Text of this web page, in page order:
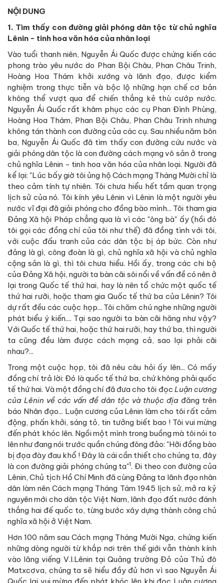
NỘI DUNG
1. Tìm thấy con đường giải phóng dân tộc từ chủ nghĩa
Lênin - tinh hoa văn hóa của nhân loại
Vào tuổi thanh niên, Nguyễn Ái Quốc được chứng kiến các
phong trào yêu nước do Phan Bội Châu, Phan Châu Trinh,
Hoàng Hoa Thám khởi xướng và lãnh đạo, được kiểm
nghiệm trong thực tiễn và bộc lộ những hạn chế cơ bản
không thể vượt qua để chiến thắng kẻ thù cướp nước.
Nguyễn Ái Quốc rất khâm phục các cụ Phan Đình Phùng,
Hoàng Hoa Thám, Phan Bội Châu, Phan Châu Trinh nhưng
không tán thành con đường của các cụ. Sau nhiều năm bôn
ba, Nguyễn Ái Quốc đã tìm thấy con đường cứu nước và
giải phóng dân tộc là con đường cách mạng vô sản ở trong
chủ nghĩa Lênin - tinh hoa văn hóa của nhân loại. Người đã
kể lại: "Lúc bấy giờ tôi ủng hộ Cách mạng Tháng Mười chỉ là
theo cảm tính tự nhiên. Tôi chưa hiểu hết tầm quan trọng
lịch sử của nó. Tôi kính yêu Lênin vì Lênin là một người yêu
nước vĩ đại đã giải phóng cho đồng bào mình... Tôi tham gia
Đảng Xã hội Pháp chẳng qua là vì các "ông bà" ấy (hồi đó
tôi gọi các đồng chí của tôi như thế) đã đồng tình với tôi,
với cuộc đấu tranh của các dân tộc bị áp bức. Còn như
đảng là gì, công đoàn là gì, chủ nghĩa xã hội và chủ nghĩa
cộng sản là gì, thì tôi chưa hiểu. Hồi ấy, trong các chi bộ
của Đảng Xã hội, người ta bàn cãi sôi nổi về vấn đề có nên ở
lại trong Quốc tế thứ hai, hay là nên tổ chức một quốc tế
thứ hai rưỡi, hoặc tham gia Quốc tế thứ ba của Lênin? Tôi
dự rất đều các cuộc họp... Tôi chăm chú nghe những người
phát biểu ý kiến.... Tại sao người ta bàn cãi hăng như vậy?
Với Quốc tế thứ hai, hoặc thứ hai rưỡi, hay thứ ba, thì người
ta cũng đều làm được cách mạng cả, sao lại phải cãi
nhau?...
Trong một cuộc họp, tôi đã nêu câu hỏi ấy lên... Có mấy
đồng chí trả lời: Đó là quốc tế thứ ba, chứ không phải quốc
tế thứ hai. Và một đồng chí đã đưa cho tôi đọc Luận cương
của Lênin về các vấn đề dân tộc và thuộc địa đăng trên
báo Nhân đạo... Luận cương của Lênin làm cho tôi rất cảm
động, phấn khởi, sáng tỏ, tin tưởng biết bao ! Tôi vui mừng
đến phát khóc lên. Ngồi một mình trong buồng mà tôi nói to
lên như đang nói trước quần chúng đông đảo: "Hỡi đồng bào
bị đọa đày đau khổ ! Đây là cái cần thiết cho chúng ta, đây
là con đường giải phóng chúng ta"1. Đi theo con đường của
Lênin, Chủ tịch Hồ Chí Minh đã cùng Đảng ta lãnh đạo nhân
dân làm nên Cách mạng Tháng Tám 1945 lịch sử, mở ra kỷ
nguyên mới cho dân tộc Việt Nam, lãnh đạo đất nước đánh
thắng hai đế quốc to, từng bước xây dựng thành công chủ
nghĩa xã hội ở Việt Nam.
Hơn 100 năm sau Cách mạng Tháng Mười Nga, chứng kiến
những dòng người từ khắp nơi trên thế giới vẫn thành kính
vào lăng viếng V.I.Lênin tại Quảng trường Đỏ của Thủ đô
Matxcơva, chúng ta sẽ hiểu đầy đủ hơn vì sao Nguyễn Ái